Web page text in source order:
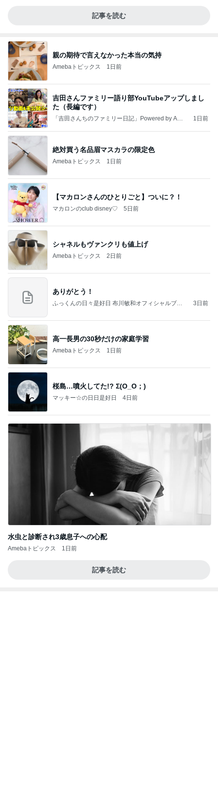
記事を読む
親の期待で言えなかった本当の気持
Amebaトピックス 1日前
吉田さんファミリー語り部YouTubeアップしまし
た（長編です）
「吉田さんちのファミリー日記」Powered by Ame
1日前
絶対買う名品眉マスカラの限定色
Amebaトピックス 1日前
【マカロンさんのひとりごと】ついに？！
マカロンのclub disney♡ 5日前
シャネルもヴァンクリも値上げ
Amebaトピックス 2日前
ありがとう！
ふっくんの日々是好日 布川敏和オフィシャルブロ
3日前
高一長男の30秒だけの家庭学習
Amebaトピックス 1日前
桜島…噴火してた!? Σ(O_O；)
マッキー☆の日日是好日 4日前
水虫と診断され3歳息子への心配
Amebaトピックス 1日前
記事を読む